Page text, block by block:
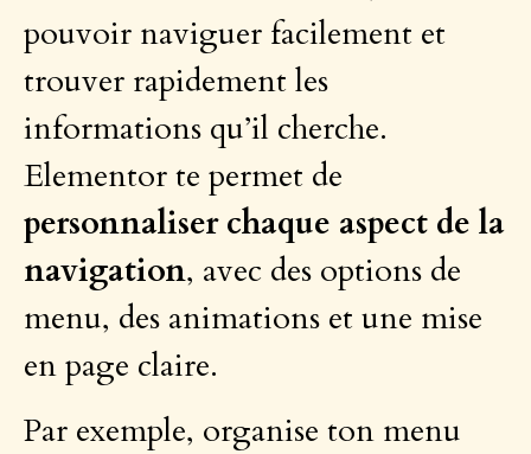
pouvoir naviguer facilement et
trouver rapidement les
informations qu’il cherche.
Elementor te permet de
personnaliser chaque aspect de la
navigation, avec des options de
menu, des animations et une mise
en page claire.
Par exemple, organise ton menu